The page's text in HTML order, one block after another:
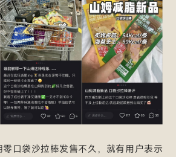
口袋沙拉棒发售不久，就有用户表示